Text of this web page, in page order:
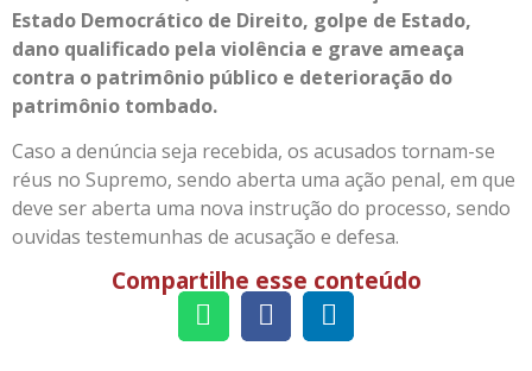
Estado Democrático de Direito, golpe de Estado,
dano qualificado pela violência e grave ameaça
contra o patrimônio público e deterioração do
patrimônio tombado.
Caso a denúncia seja recebida, os acusados tornam-se
réus no Supremo, sendo aberta uma ação penal, em que
deve ser aberta uma nova instrução do processo, sendo
ouvidas testemunhas de acusação e defesa.
Compartilhe esse conteúdo